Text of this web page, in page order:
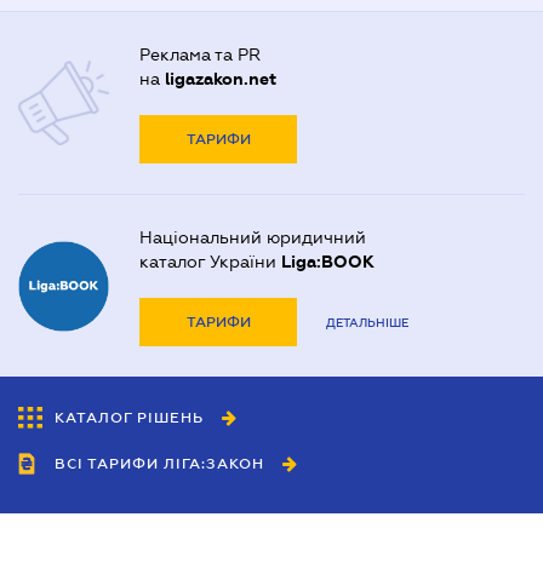
Реклама та PR
на ligazakon.net
ТАРИФИ
Національний юридичний
каталог України Liga:BOOK
ТАРИФИ ДЕТАЛЬНІШЕ
КАТАЛОГ РІШЕНЬ
ВСІ ТАРИФИ ЛІГА:ЗАКОН